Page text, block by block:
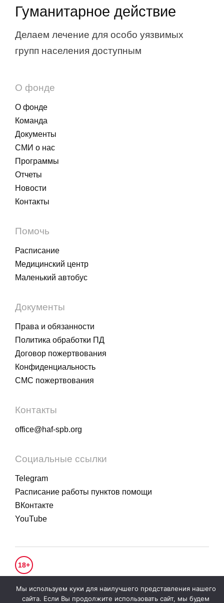
Гуманитарное действие
Делаем лечение для особо уязвимых
групп населения доступным
О фонде
О фонде
Команда
Документы
СМИ о нас
Программы
Отчеты
Новости
Контакты
Помочь
Расписание
Медицинский центр
Маленький автобус
Документы
Права и обязанности
Политика обработки ПД
Договор пожертвования
Конфиденциальность
СМС пожертвования
Контакты
office@haf-spb.org
Социальные ссылки
Telegram
Расписание работы пунктов помощи
ВКонтакте
YouTube
18+
© 2020 - 2026.
Политика конфиденциальности
Мы используем куки для наилучшего представления нашего
сайта. Если Вы продолжите использовать сайт, мы будем